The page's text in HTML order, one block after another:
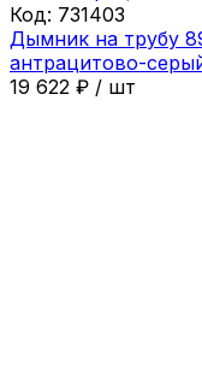
Код: 731403
Дымник на трубу
антрацитово-
19 622 ₽ / шт